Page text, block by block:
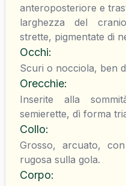
anteroposteriore e
larghezza del
strette, pigmentate di
Occhi:
Scuri o nocciola, ben
Orecchie:
Inserite alla
semierette, dì forma
Collo:
Grosso, arcuato,
rugosa sulla gola.
Corpo: